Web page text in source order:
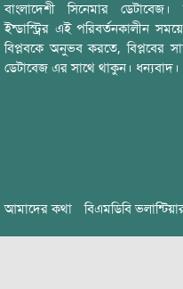
বাংলাদেশী সিনেমার ডেটাবেজ।
ইন্ডাস্ট্রির এই পরিবর্তনকালীন সময়ে
বিপ্লবকে অনুভব করতে, বিপ্লবের
ডেটাবেজ এর সাথে থাকুন। ধন্যবাদ।
আমাদের কথা বিএমডিবি